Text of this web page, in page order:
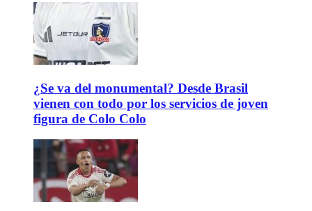
¿Se va del monumental? Desde Brasil
vienen con todo por los servicios de joven
figura de Colo Colo